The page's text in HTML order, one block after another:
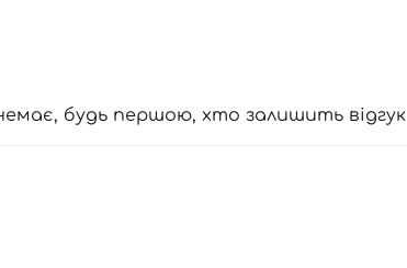
будь першою, хто залишить відгук